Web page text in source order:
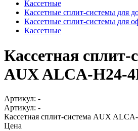
Кассетные
Кассетные сплит-системы для
Кассетные сплит-системы для
Кассетные
Кассетная сплит-
AUX ALCA-H24-
Артикул: -
Артикул: -
Кассетная сплит-система AUX
Цена